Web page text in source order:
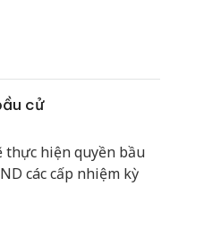
cử
thực hiện quyền bầu
các cấp nhiệm kỳ